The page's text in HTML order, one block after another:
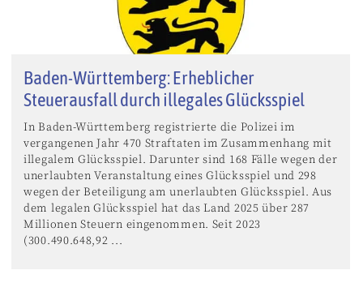
Baden-Württemberg: Erheblicher
Steuerausfall durch illegales Glücksspiel
In Baden-Württemberg registrierte die Polizei im
vergangenen Jahr 470 Straftaten im Zusammenhang mit
illegalem Glücksspiel. Darunter sind 168 Fälle wegen der
unerlaubten Veranstaltung eines Glücksspiel und 298
wegen der Beteiligung am unerlaubten Glücksspiel. Aus
dem legalen Glücksspiel hat das Land 2025 über 287
Millionen Steuern eingenommen. Seit 2023
(300.490.648,92 ...